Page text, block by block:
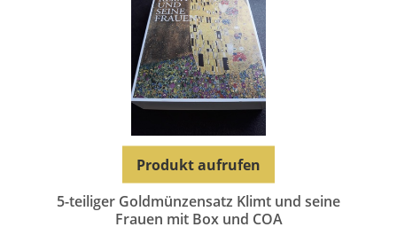
5-teiliger Goldmünzensatz Klimt und seine
Frauen mit Box und COA
Produkt aufrufen